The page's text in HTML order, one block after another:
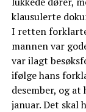
klausulerte
I retten forklarte
mannen var
var ilagt
ifølge hans
desember, og
januar. Det skal